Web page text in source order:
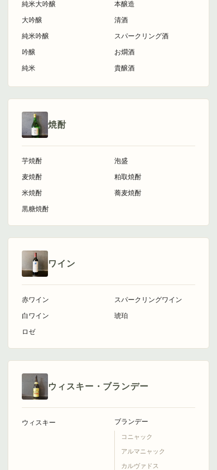
純米大吟醸
大吟醸
純米吟醸
吟醸
純米
本醸造
清酒
スパークリング酒
お燗酒
貴醸酒
焼酎
芋焼酎
麦焼酎
米焼酎
黒糖焼酎
泡盛
粕取焼酎
蕎麦焼酎
ワイン
赤ワイン
白ワイン
ロゼ
スパークリングワイン
琥珀
ウィスキー・ブランデー
ウィスキー ブランデー
コニャック
アルマニャック
カルヴァドス